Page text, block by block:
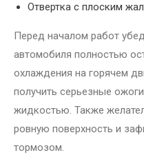
Отвертка с плоским
Перед началом работ
автомобиля полностью
охлаждения на горячем
получить серьезные
жидкостью. Также
ровную поверхность и
тормозом.